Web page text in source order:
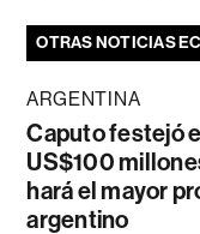
OTRAS NOTICIAS
ARGENTINA
Caputo festejó
US$100
hará el mayor
argentino